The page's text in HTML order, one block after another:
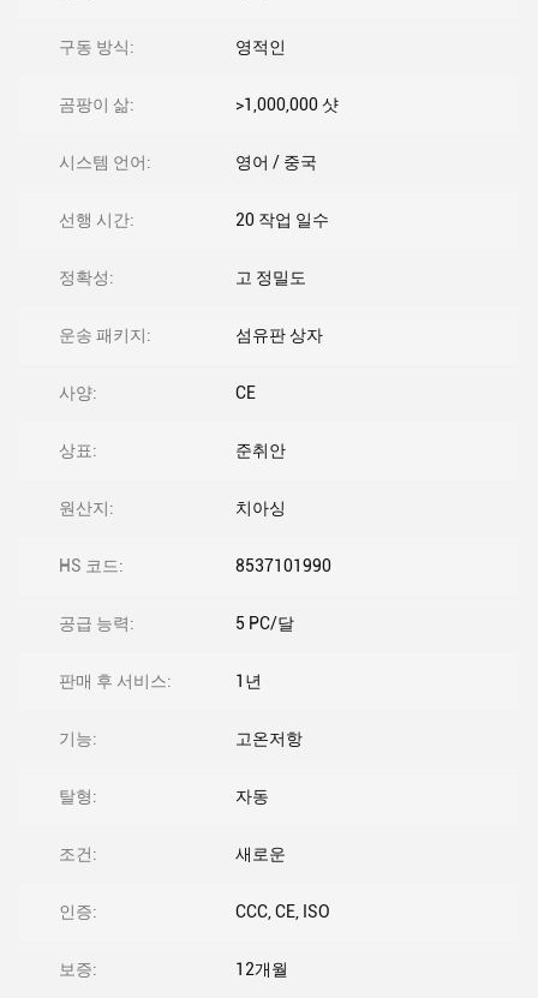
구동 방식: 영적인
곰팡이 삶: >1,000,000 샷
시스템 언어: 영어 / 중국
선행 시간: 20 작업 일수
정확성: 고 정밀도
운송 패키지: 섬유판 상자
사양: CE
상표: 준취안
원산지: 치아싱
HS 코드: 8537101990
공급 능력: 5 PC/달
판매 후 서비스: 1년
기능: 고온저항
탈형: 자동
조건: 새로운
인증: CCC, CE, ISO
보증: 12개월